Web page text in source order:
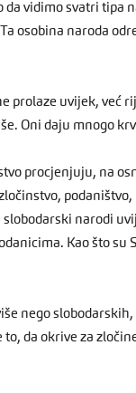
da vidimo svatri tipa
osobina naroda
prolaze uvijek, već
Oni daju mnogo
procjenjuju, na
slobodarski narodi
Kao što su
nego
da okrive za